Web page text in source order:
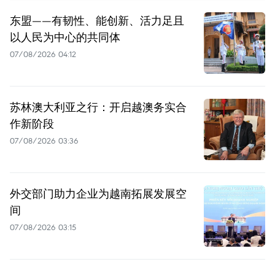
东盟——有韧性、能创新、活力足且
以人民为中心的共同体
07/08/2026 04:12
苏林澳大利亚之行：开启越澳务实合
作新阶段
07/08/2026 03:36
外交部门助力企业为越南拓展发展空
间
07/08/2026 03:15